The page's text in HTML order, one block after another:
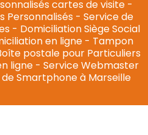
cartes de visite-
Personnalisés - Service de
- Domiciliation Siège Social
en ligne- Tampon
postale pour Particuliers
ligne - Service Webmaster
Smartphone à Marseille